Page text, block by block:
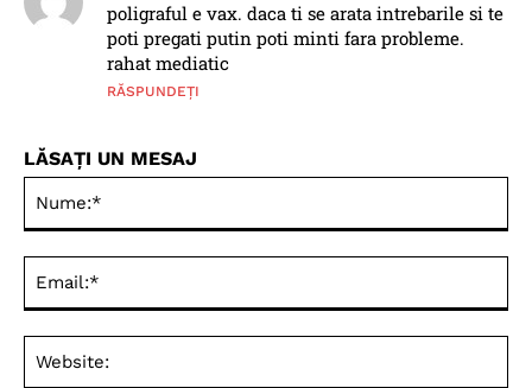
poligraful e vax. daca ti se arata intrebarile si te
poti pregati putin poti minti fara probleme.
rahat mediatic
RĂSPUNDEȚI
LĂSAȚI UN MESAJ